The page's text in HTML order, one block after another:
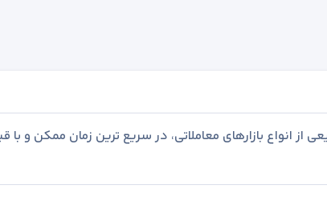
انواع بازارهای معاملاتی، در سریع ترین زمان ممکن و با